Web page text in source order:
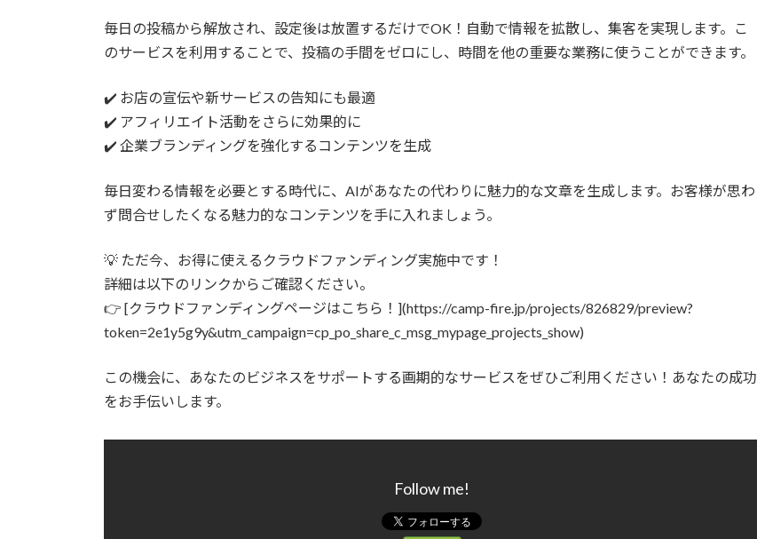
毎日の投稿から解放され、設定後は放置するだけでOK！自動で情報を拡散し、集客を実現します。こ
のサービスを利用することで、投稿の手間をゼロにし、時間を他の重要な業務に使うことができます。
✔️ お店の宣伝や新サービスの告知にも最適
✔️ アフィリエイト活動をさらに効果的に
✔️ 企業ブランディングを強化するコンテンツを生成
毎日変わる情報を必要とする時代に、AIがあなたの代わりに魅力的な文章を生成します。お客様が思わ
ず問合せしたくなる魅力的なコンテンツを手に入れましょう。
💡 ただ今、お得に使えるクラウドファンディング実施中です！
詳細は以下のリンクからご確認ください。
👉 [クラウドファンディングページはこちら！](https://camp-fire.jp/projects/826829/preview?
token=2e1y5g9y&utm_campaign=cp_po_share_c_msg_mypage_projects_show)
この機会に、あなたのビジネスをサポートする画期的なサービスをぜひご利用ください！あなたの成功
をお手伝いします。
Follow me!